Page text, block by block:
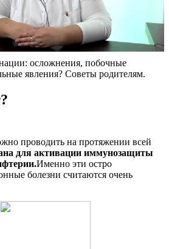
осложнения, побочные
явления? Советы родителям.
проводить на протяжении всей
для активации иммунозащиты
Именно эти остро
болезни считаются очень